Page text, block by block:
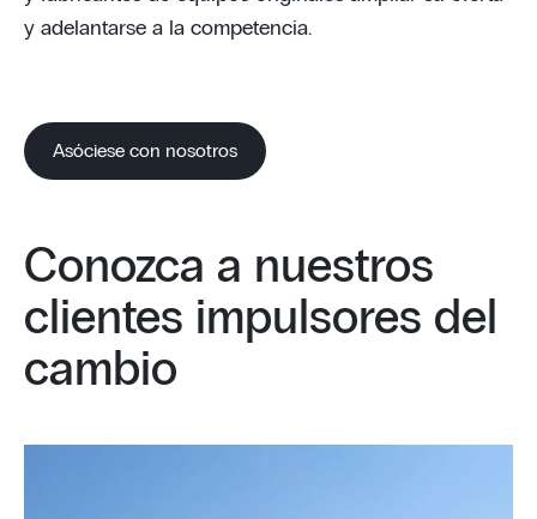
y adelantarse a la competencia.
Asóciese con nosotros
Conozca a nuestros
clientes impulsores del
cambio